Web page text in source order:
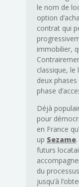
le nom de
option
contrat qui
immobilier,
classique, le
deux
phase
Déjà
pour
en France
up Sezame
futurs
du
jusqu’à